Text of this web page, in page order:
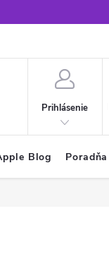
Prihlásenie
Blog Poradňa